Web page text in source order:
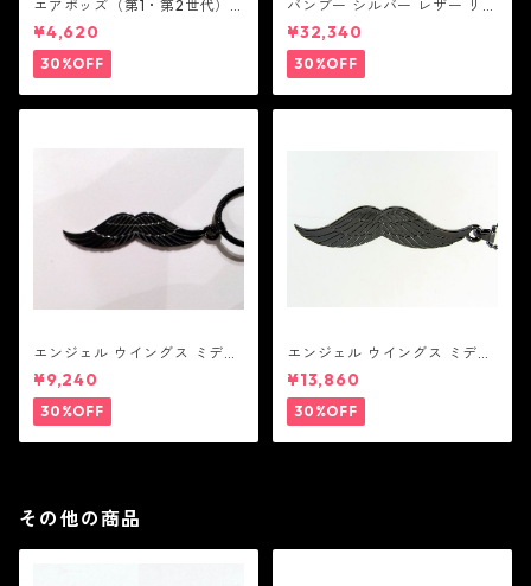
エアポッズ（第1・第2世代）
ポーチ：BANDOLIER バンド
リヤー
¥4,620
30%OFF
バンブー シルバー レザー リン
ク ステーション ブレスレッ
ト：JOHN HARDY ジョン ハ
ーディー
¥32,340
30%OFF
エンジェル ウイングス ミディ
アム ペンダント ブラック コー
ティング（サテンコード付
属）
¥9,240
30%OFF
エンジェル ウイングス ミディ
アム ペンダント ブラック
¥13,860
30%OFF
その他の商品